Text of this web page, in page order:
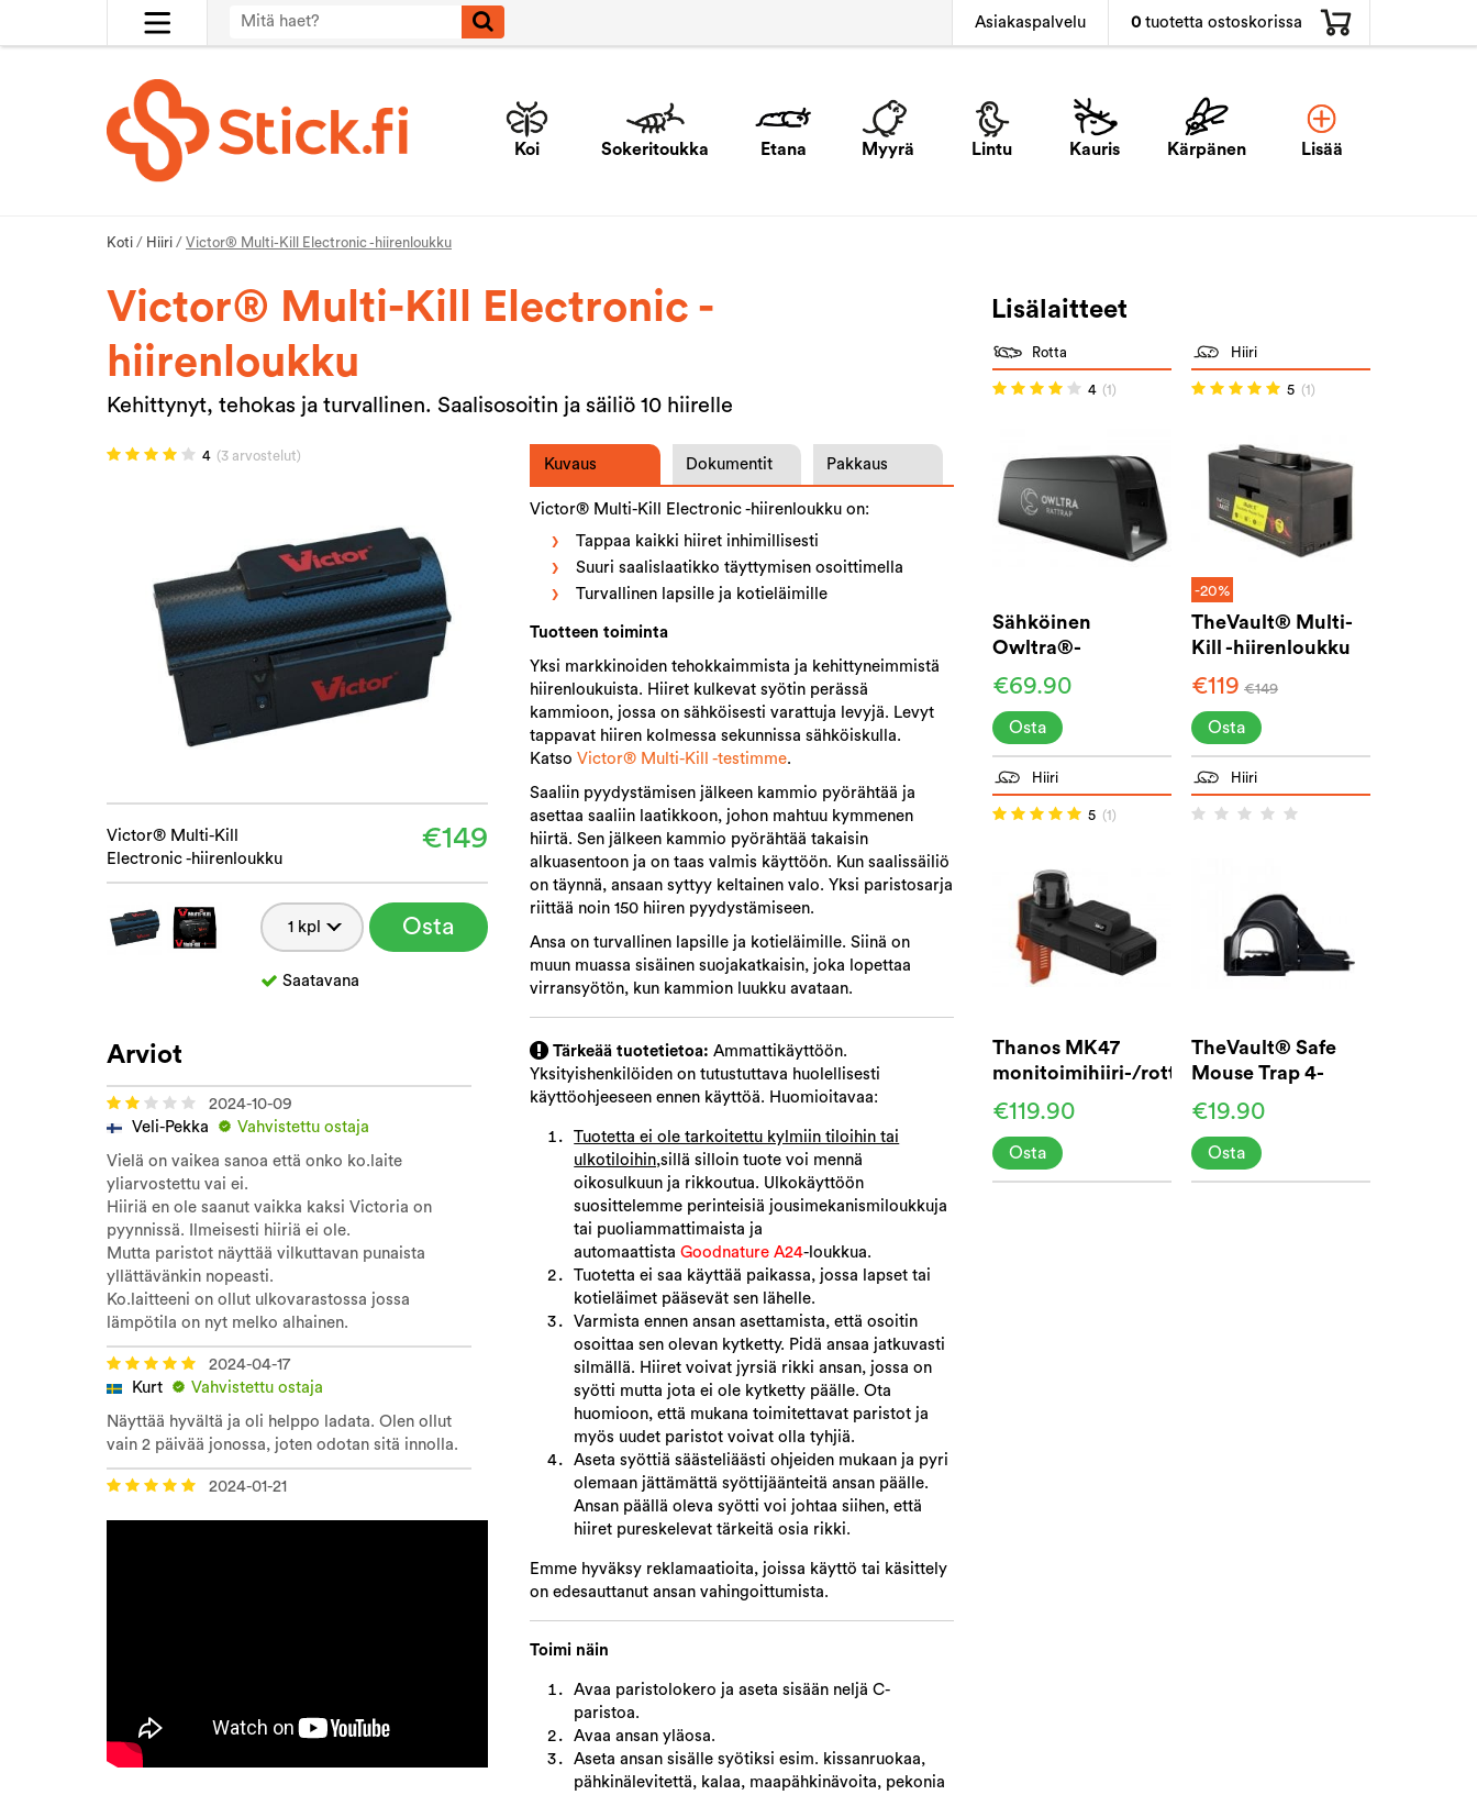
Asiakaspalvelu 0 tuotetta ostoskorissa
Koi Sokeritoukka Etana Myyrä Lintu Kauris Kärpänen Lisää
Koti / Hiiri / Victor® Multi-Kill Electronic -hiirenloukku
Victor® Multi-Kill Electronic -
hiirenloukku
Kehittynyt, tehokas ja turvallinen. Saalisosoitin ja säiliö 10 hiirelle
4 (3 arvostelut)
Victor® Multi-Kill
Electronic -hiirenloukku
€149
Osta
Saatavana
Kuvaus Dokumentit Pakkaus
Victor® Multi-Kill Electronic -hiirenloukku on:
Tappaa kaikki hiiret inhimillisesti
Suuri saalislaatikko täyttymisen osoittimella
Turvallinen lapsille ja kotieläimille
Tuotteen toiminta
Yksi markkinoiden tehokkaimmista ja kehittyneimmistä
hiirenloukuista. Hiiret kulkevat syötin perässä
kammioon, jossa on sähköisesti varattuja levyjä. Levyt
tappavat hiiren kolmessa sekunnissa sähköiskulla.
KatsoVictor® Multi-Kill -testimme.
Saaliin pyydystämisen jälkeen kammio pyörähtää ja
asettaa saaliin laatikkoon, johon mahtuu kymmenen
hiirtä. Sen jälkeen kammio pyörähtää takaisin
alkuasentoon ja on taas valmis käyttöön. Kun saalissäiliö
on täynnä, ansaan syttyy keltainen valo. Yksi paristosarja
riittää noin 150 hiiren pyydystämiseen.
Ansa on turvallinen lapsille ja kotieläimille. Siinä on
muun muassa sisäinen suojakatkaisin, joka lopettaa
virransyötön, kun kammion luukku avataan.
Tärkeää tuotetietoa: Ammattikäyttöön.
Yksityishenkilöiden on tutustuttava huolellisesti
käyttöohjeeseen ennen käyttöä. Huomioitavaa:
Tuotetta ei ole tarkoitettu kylmiin tiloihin tai
ulkotiloihin,sillä silloin tuote voi mennä
oikosulkuun ja rikkoutua. Ulkokäyttöön
suosittelemme perinteisiä jousimekanismiloukkuja
tai puoliammattimaista ja
automaattistaGoodnature A24-loukkua.
Tuotetta ei saa käyttää paikassa, jossa lapset tai
kotieläimet pääsevät sen lähelle.
Varmista ennen ansan asettamista, että osoitin
osoittaa sen olevan kytketty. Pidä ansaa jatkuvasti
silmällä. Hiiret voivat jyrsiä rikki ansan, jossa on
syötti mutta jota ei ole kytketty päälle. Ota
huomioon, että mukana toimitettavat paristot ja
myös uudet paristot voivat olla tyhjiä.
Aseta syöttiä säästeliäästi ohjeiden mukaan ja pyri
olemaan jättämättä syöttijäänteitä ansan päälle.
Ansan päällä oleva syötti voi johtaa siihen, että
hiiret pureskelevat tärkeitä osia rikki.
Emme hyväksy reklamaatioita, joissa käyttö tai käsittely
on edesauttanut ansan vahingoittumista.
Toimi näin
Avaa paristolokero ja aseta sisään neljä C-
paristoa.
Avaa ansan yläosa.
Aseta ansan sisälle syötiksi esim. kissanruokaa,
pähkinälevitettä, kalaa, maapähkinävoita, pekonia
Arviot
2024-10-09
Veli-Pekka
Vahvistettu ostaja
Vielä on vaikea sanoa että onko ko.laite
yliarvostettu vai ei.
Hiiriä en ole saanut vaikka kaksi Victoria on
pyynnissä. Ilmeisesti hiiriä ei ole.
Mutta paristot näyttää vilkuttavan punaista
yllättävänkin nopeasti.
Ko.laitteeni on ollut ulkovarastossa jossa
lämpötila on nyt melko alhainen.
2024-04-17
Kurt
Vahvistettu ostaja
Näyttää hyvältä ja oli helppo ladata. Olen ollut
vain 2 päivää jonossa, joten odotan sitä innolla.
2024-01-21
Lisälaitteet
Rotta
4 (1)
Sähköinen
Owltra®-
rotanloukku
€69.90
Osta
Hiiri
5 (1)
-20%
TheVault® Multi-
Kill -hiirenloukku
€119 €149
Osta
Hiiri
5 (1)
Thanos MK47
monitoimihiiri-/rottapyydys
€119.90
Osta
Hiiri
TheVault® Safe
Mouse Trap 4-
pakkaus
€19.90
Osta